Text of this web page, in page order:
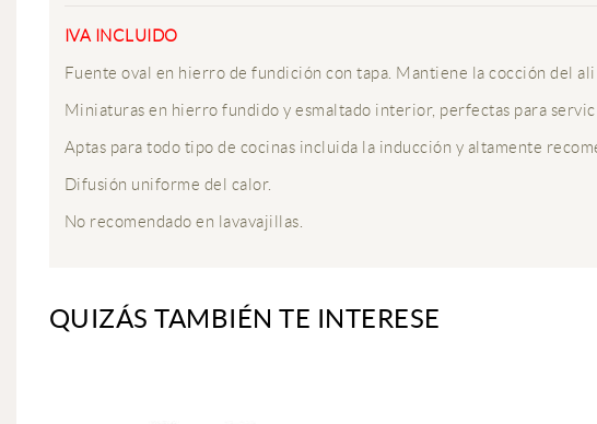
IVA INCLUIDO
Fuente oval en hierro de fundición con tapa. Mantiene la cocción del
Miniaturas en hierro fundido y esmaltado interior, perfectas para
Aptas para todo tipo de cocinas incluida la inducción y altamente
Difusión uniforme del calor.
No recomendado en lavavajillas.
QUIZÁS TAMBIÉN TE INTERESE